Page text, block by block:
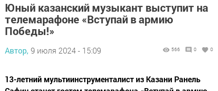
Юный казанский музыкант выступит на
телемарафоне «Вступай в армию
Победы!»
Автор, 9 июля 2024 - 15:09 566 0 0
13-летний мультиинструменталист из Казани Ранель